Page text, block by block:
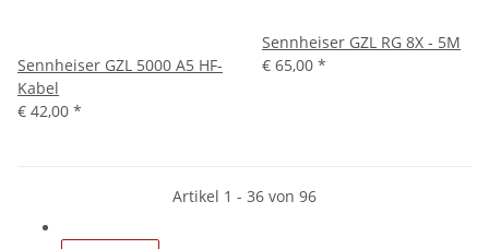
Sennheiser GZL 5000 A5 HF-
Kabel
€ 42,00 *
Sennheiser GZL RG 8X - 5M
€ 65,00 *
Artikel 1 - 36 von 96